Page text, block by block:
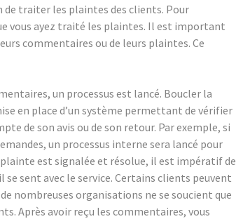
de traiter les plaintes des clients. Pour
vous ayez traité les plaintes. Il est important
commentaires ou de leurs plaintes. Ce
un processus est lancé. Boucler la
en place d’un système permettant de vérifier
de son avis ou de son retour. Par exemple, si
un processus interne sera lancé pour
est signalée et résolue, il est impératif de
sent avec le service. Certains clients peuvent
nombreuses organisations ne se soucient que
Après avoir reçu les commentaires, vous